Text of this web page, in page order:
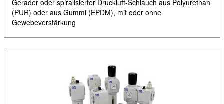
Gerader oder spiralisierter Druckluft-Schlauch aus Polyurethan
(PUR) oder aus Gummi (EPDM), mit oder ohne
Gewebeverstärkung